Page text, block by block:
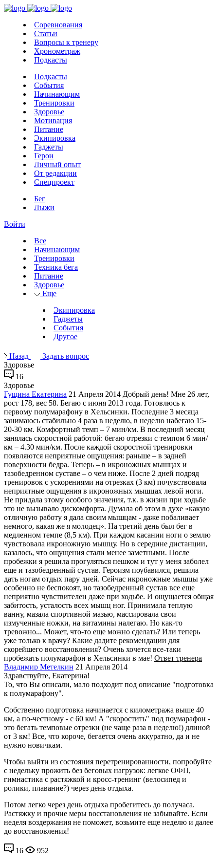
Соревнования
Статьи
Вопросы к тренеру
Хронометраж
Подкасты
Подкасты
События
Начинающим
Тренировки
Здоровье
Мотивация
Питание
Экипировка
Гаджеты
Герои
Личный опыт
От редакции
Спецпроект
Бег
Лыжи
Войти
Все
Начинающим
Тренировки
Техника бега
Питание
Здоровье
Еще
Экипировка
Гаджеты
События
Другое
Назад
Задать вопрос
Здоровье
16
Здоровье
Гущина Екатерина 21 Апреля 2014 Добрый день! Мне 26 лет,
рост 178, вес 58. Бегаю с июня 2013 года. Готовлюсь к
первому полумарафону в Хельсинки. Последние 3 месяца
занимаюсь стабильно 4 раза в неделю, в неделю набегаю 15-
20-30 км. Комфортный темп – 7 мин/км. В последний месяц
занялась скоростной работой: бегаю отрезки с темпом 6 мин/
км – 4.30 мин/км. После каждой скоростной тренировки
появляются неприятные ощущения: раньше – в задней
поверхности бедра. Теперь – в икроножных мышцах и
тазобедренном суставе – о чем ниже. После 2 дней подряд
тренировок с ускорениями на отрезках (3 км) почувствовала
неприятные ощущения в икроножных мышцах левой ноги.
Не придала этому особого значения, т.к. в жизни при ходьбе
это не вызывало дискомфорта. Думала об этом в духе «какую
отличную работу я дала своим мышцам - даже побаливает
немного, какая же я молодец». На третий день был бег в
медленном темпе (8,5 км). При каждом касании ноги о землю
чувствовала икроножную мышцу. Но в середине дистанции,
казалось, что ощущения стали менее заметными. После
пробежки я решила прогуляться пешком и тут у меня заболел
еще и тазобедренный сустав. Героизм поубавился, решила
дать ногам отдых пару дней. Сейчас икроножные мышцы уже
особенно не беспокоят, но тазобедренный сустав все еще
неприятно чувствителен даже при ходьбе. И ощущается общая
забитость, усталость всех мышц ног. Принимала теплую
ванну, мазала спортивной мазью, массировала свои
измученные ножки, на витамины налегаю. Но как-то
тревожно... Может, что-то еще можно сделать? Или теперь
уже только к врачу? Какие дадите рекомендации для
скорейшего восстановления? Очень хочется все-таки
пробежать полумарафон в Хельсинки в мае! Ответ тренера
Владимир Метелкин 21 Апреля 2014
Здравствуйте, Екатерина!
То, что Вы описали, мало подходит под описание "подготовка
к полумарафону".
Собственно подготовка начинается с километража выше 40
км, а по-честному - с 60 км! А "скоростить" под поумарафон -
это бегать темповые отрезки (не чаще раза в неделю!) длиной
от 3 км! Все, что короче, бегается очень аккуратно, да и не
нужно новичкам.
Чтобы выйти из состояния перетренированности, попробуйте
с недельку прожить без беговых нагрузок: легкое ОФП,
гимнастика с растяжкой и кросс-тренинг (велосипед и
ролики, плавание?) через день отдыха.
Потом легко через день отдыха пробегитесь до получаса.
Растяжку и прочие меры восстановления не забывайте. Если
неделя воздержания не поможет, возьмите еще неделю и далее
до восстановления!
16 952